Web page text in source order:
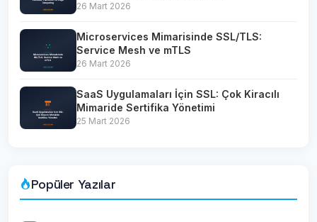
26 Mart 2026
Microservices Mimarisinde SSL/TLS:
Service Mesh ve mTLS
26 Mart 2026
SaaS Uygulamaları İçin SSL: Çok Kiracılı
Mimaride Sertifika Yönetimi
25 Mart 2026
Popüler Yazılar